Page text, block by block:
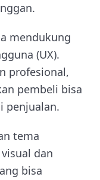
mendukung
(UX).
profesional,
pembeli bisa
penjualan.
tema
dan
bisa